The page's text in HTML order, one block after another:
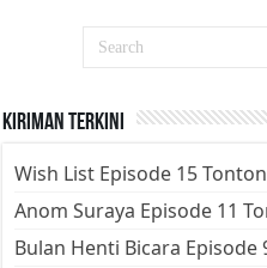
Kiriman Terkini
Wish List Episode 15
Anom Suraya Episode 11
Bulan Henti Bicara